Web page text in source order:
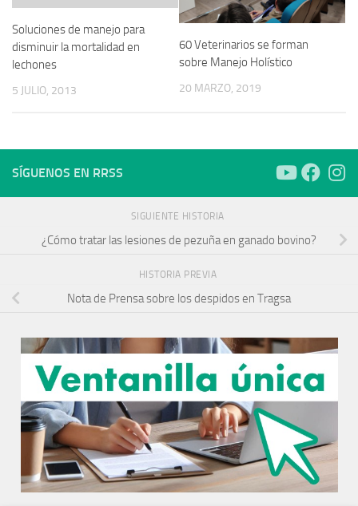
Soluciones de manejo para
disminuir la mortalidad en
lechones
5 JULIO, 2013
60 Veterinarios se forman
sobre Manejo Holístico
20 MARZO, 2019
SÍGUENOS EN RRSS
SIGUIENTE HISTORIA
¿Cómo tratar las lesiones de pezuña en ganado bovino?
HISTORIA PREVIA
Nota de Prensa sobre los despidos en Tragsa